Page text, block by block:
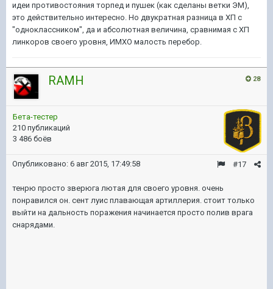
идеи противостояния торпед и пушек (как сделаны ветки ЭМ),
это действительно интересно. Но двукратная разница в ХП с
"одноклассником", да и абсолютная величина, сравнимая с ХП
линкоров своего уровня, ИМХО малость перебор.
28
RAMH
Бета-тестер
210 публикаций
3 486 боёв
#17
Опубликовано: 6 авг 2015, 17:49:58
тенрю просто зверюга лютая для своего уровня. очень
понравился он. сент луис плавающая артиллерия. стоит только
выйти на дальность поражения начинается просто полив врага
снарядами.